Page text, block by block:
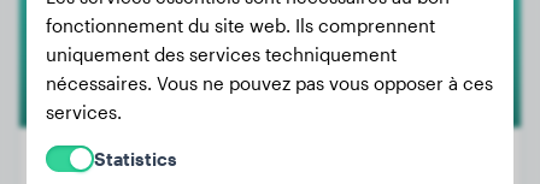
fonctionnement du site web. Ils comprennent
uniquement des services techniquement
nécessaires. Vous ne pouvez pas vous opposer à ces
services.
Statistics